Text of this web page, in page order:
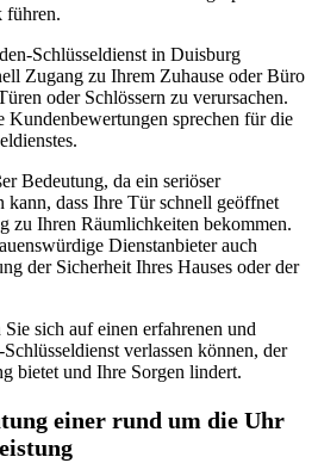
führen.
Schlüsseldienst in Duisburg
Zugang zu Ihrem Zuhause oder Büro
oder Schlössern zu verursachen.
sprechen für die
Bedeutung, da ein seriöser
kann, dass Ihre Tür schnell geöffnet
zu Ihren Räumlichkeiten bekommen.
Dienstanbieter auch
der Sicherheit Ihres Hauses oder der
sich auf einen erfahrenen und
verlassen können, der
bietet und Ihre Sorgen lindert.
einer rund um die Uhr